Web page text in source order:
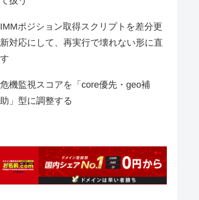
IMMポジション取得スクリプトを差分更
新対応にして、再実行で壊れない形に直
す
危機監視スコアを「core優先・geo補
助」型に調整する